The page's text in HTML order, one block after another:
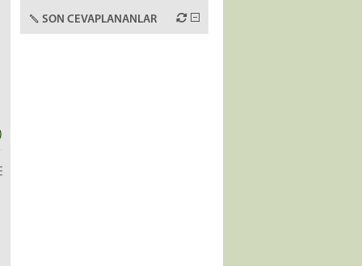
SON CEVAPLANANLAR